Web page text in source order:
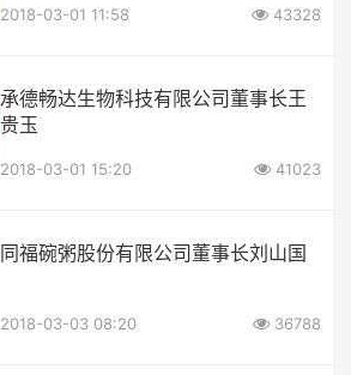
2018-03-01 11:58 43328
承德畅达生物科技有限公司董事长王
贵玉
2018-03-01 15:20 41023
同福碗粥股份有限公司董事长刘山国
2018-03-03 08:20 36788